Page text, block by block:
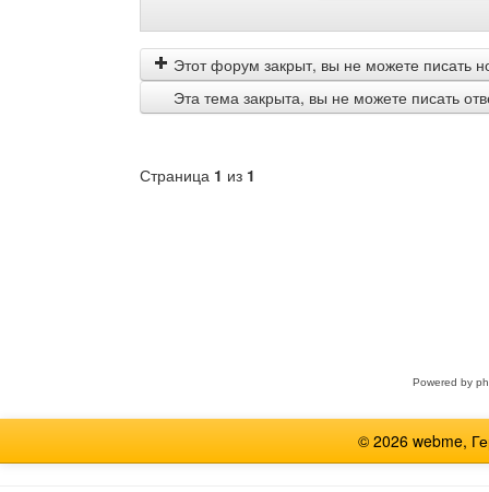
сообщения
by
Этот форум закрыт, вы не можете писать
Эта тема закрыта, вы не можете писать
Страница 1 из 1
Powered by
© 2026 webme,